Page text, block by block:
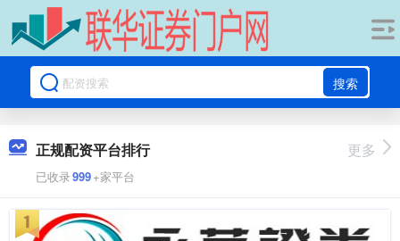
搜索
正规配资平台排行
已收录999+家平台
更多